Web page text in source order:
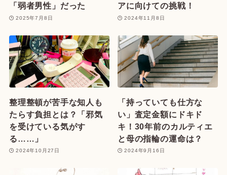
「弱者男性」だった
2025年7月8日
アに向けての挑戦！
2024年11月8日
整理整頓が苦手な知人も
たらす負担とは？「邪気
を受けている気がす
る……」
2024年10月27日
「持っていても仕方な
い」査定金額にドキド
キ！30年前のカルティエ
と母の指輪の運命は？
2024年9月16日